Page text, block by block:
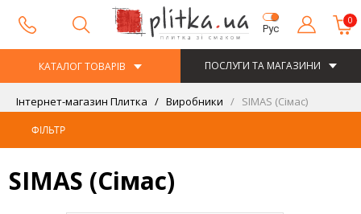
Рус
0
КАТАЛОГ ТОВАРІВ ПОСЛУГИ ТА МАГАЗИНИ
Інтернет-магазин Плитка Виробники SIMAS (Сімас)
ФІЛЬТР
SIMAS (Сімас)